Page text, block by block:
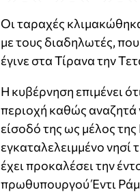
Οι ταραχές
με τους διαδηλωτές,
έγινε στα Τίρανα την
Η κυβέρνηση επιμένει
περιοχή καθώς αναζητά
είσοδό της ως μέλος
εγκαταλελειμμένο νησί
έχει προκαλέσει την
πρωθυπουργού Έντι